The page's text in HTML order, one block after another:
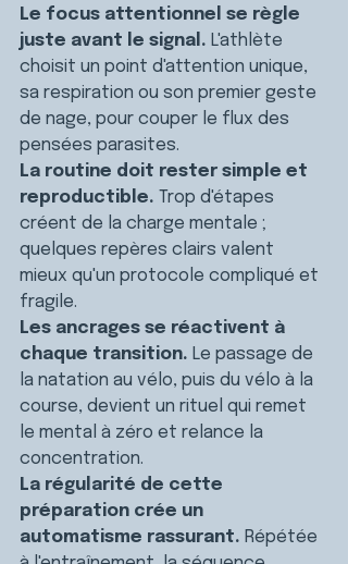
Le focus attentionnel se règle
juste avant le signal. L'athlète
choisit un point d'attention unique,
sa respiration ou son premier geste
de nage, pour couper le flux des
pensées parasites.
La routine doit rester simple et
reproductible. Trop d'étapes
créent de la charge mentale ;
quelques repères clairs valent
mieux qu'un protocole compliqué et
fragile.
Les ancrages se réactivent à
chaque transition. Le passage de
la natation au vélo, puis du vélo à la
course, devient un rituel qui remet
le mental à zéro et relance la
concentration.
La régularité de cette
préparation crée un
automatisme rassurant. Répétée